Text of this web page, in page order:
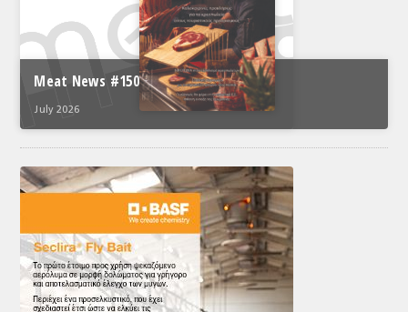
Meat News #150
July 2026